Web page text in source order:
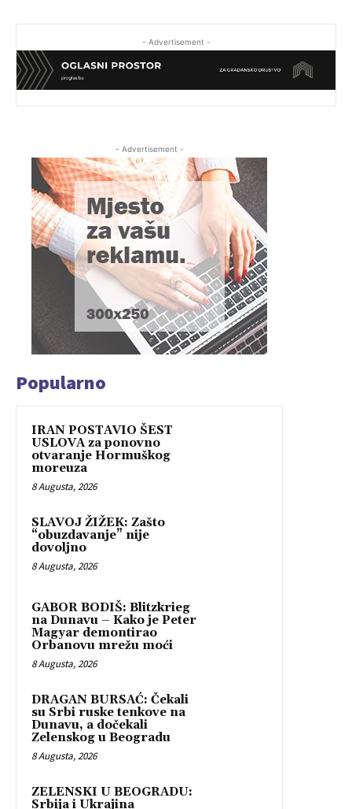
- Advertisement -
- Advertisement -
Popularno
IRAN POSTAVIO ŠEST
USLOVA za ponovno
otvaranje Hormuškog
moreuza
8 Augusta, 2026
SLAVOJ ŽIŽEK: Zašto
“obuzdavanje” nije
dovoljno
8 Augusta, 2026
GABOR BODIŠ: Blitzkrieg
na Dunavu – Kako je Peter
Magyar demontirao
Orbanovu mrežu moći
8 Augusta, 2026
DRAGAN BURSAĆ: Čekali
su Srbi ruske tenkove na
Dunavu, a dočekali
Zelenskog u Beogradu
8 Augusta, 2026
ZELENSKI U BEOGRADU:
Srbija i Ukrajina